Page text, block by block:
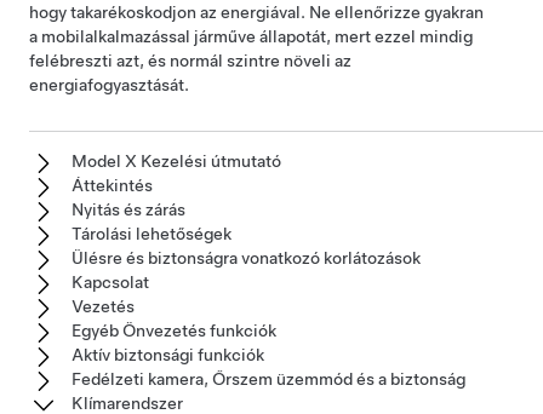
hogy takarékoskodjon az energiával. Ne ellenőrizze gyakran
a mobilalkalmazással járműve állapotát, mert ezzel mindig
felébreszti azt, és normál szintre növeli az
energiafogyasztását.
Model X Kezelési útmutató
Áttekintés
Nyitás és zárás
Tárolási lehetőségek
Ülésre és biztonságra vonatkozó korlátozások
Kapcsolat
Vezetés
Egyéb Önvezetés funkciók
Aktív biztonsági funkciók
Fedélzeti kamera, Őrszem üzemmód és a biztonság
Klímarendszer